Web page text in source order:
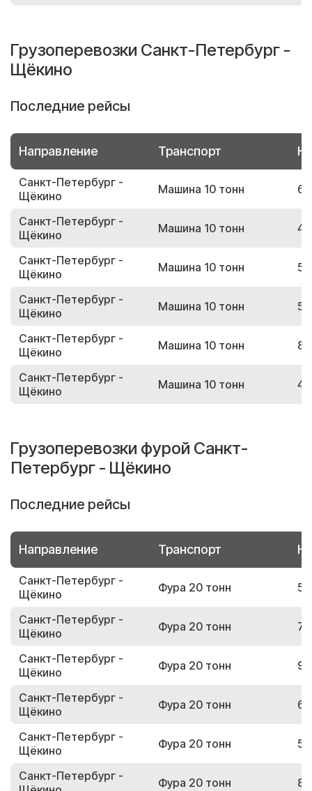
Грузоперевозки Санкт-Петербург -
Щёкино
Последние рейсы
Направление Транспорт
Санкт-Петербург -
Щёкино
Машина 10 тонн
Санкт-Петербург -
Щёкино
Машина 10 тонн
Санкт-Петербург -
Щёкино
Машина 10 тонн
Санкт-Петербург -
Щёкино
Машина 10 тонн
Санкт-Петербург -
Щёкино
Машина 10 тонн
Санкт-Петербург -
Щёкино
Машина 10 тонн
Грузоперевозки фурой Санкт-
Петербург - Щёкино
Последние рейсы
Направление Транспорт
Санкт-Петербург -
Щёкино
Фура 20 тонн
Санкт-Петербург -
Щёкино
Фура 20 тонн
Санкт-Петербург -
Щёкино
Фура 20 тонн
Санкт-Петербург -
Щёкино
Фура 20 тонн
Санкт-Петербург -
Щёкино
Фура 20 тонн
Санкт-Петербург -
Фура 20 тонн